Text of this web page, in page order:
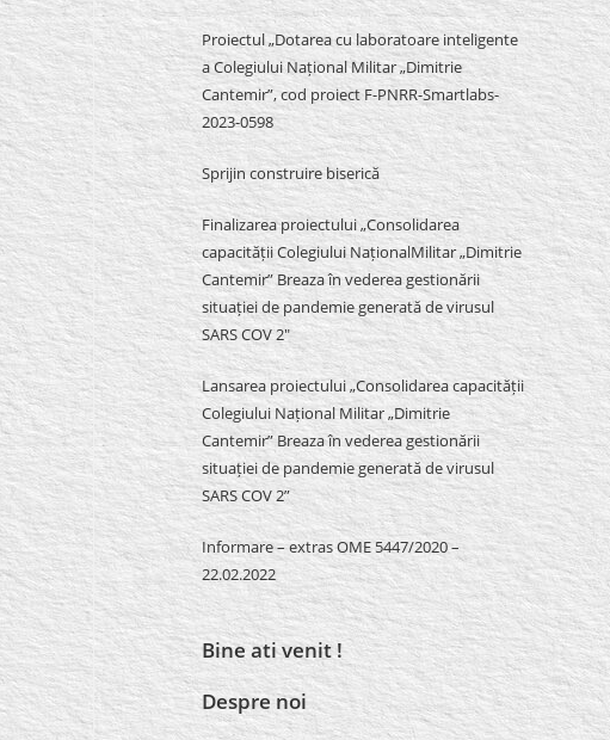
Proiectul „Dotarea cu laboratoare inteligente
a Colegiului Național Militar „Dimitrie
Cantemir”, cod proiect F-PNRR-Smartlabs-
2023-0598
Sprijin construire biserică
Finalizarea proiectului „Consolidarea
capacității Colegiului NaționalMilitar „Dimitrie
Cantemir” Breaza în vederea gestionării
situației de pandemie generată de virusul
SARS COV 2″
Lansarea proiectului „Consolidarea capacității
Colegiului Național Militar „Dimitrie
Cantemir” Breaza în vederea gestionării
situației de pandemie generată de virusul
SARS COV 2”
Informare – extras OME 5447/2020 –
22.02.2022
Bine ati venit !
Despre noi